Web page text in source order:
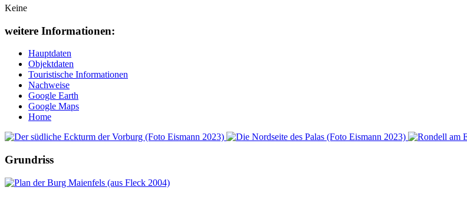
Keine
weitere Informationen:
Hauptdaten
Objektdaten
Touristische Informationen
Nachweise
Google Earth
Google Maps
Home
Grundriss